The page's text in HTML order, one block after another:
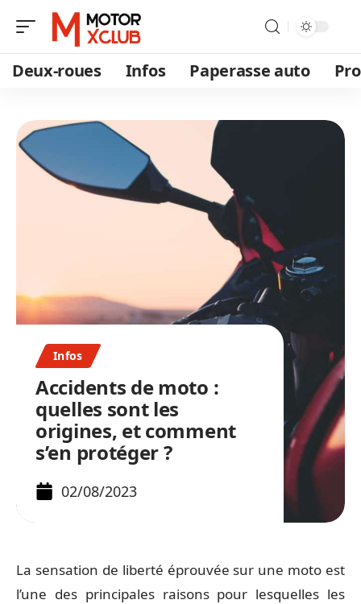
Deux-roues Infos Paperasse auto
Infos
Accidents de moto :
quelles sont les
origines, et comment
s’en protéger ?
02/08/2023
La sensation de liberté éprouvée sur une moto est
l’une des principales raisons pour lesquelles les